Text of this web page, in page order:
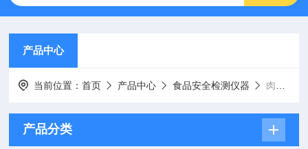
产品中心
当前位置：首页 产品中心 食品安全检测仪器 肉制品检测仪器
产品分类